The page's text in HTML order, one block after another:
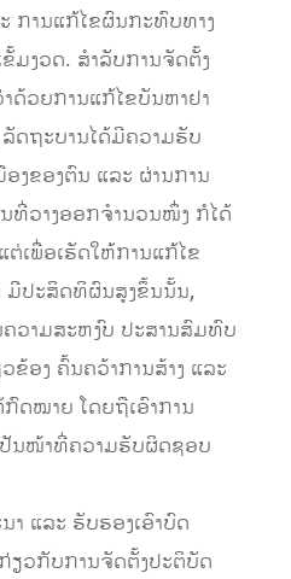
ການແກ້ໄຂຜົນກະທົບທາງ
ມງວດ. ສໍາລັບການຈັດຕັ້ງ
ດ້ວຍການແກ້ໄຂບັນຫາຢາ
ດຖະບານໄດ້ມີຄວາມຮັບ
ງຂອງຕົນ ແລະ ຜ່ານການ
ທີ່ວາງອອກຈໍານວນໜຶ່ງ ກໍໄດ້
ເພື່ອເຮັດໃຫ້ການແກ້ໄຂ
ມີປະສິດທິຜົນສູງຂຶ້ນນັ້ນ,
ວາມສະຫງົບ ປະສານສົມທົບ
ຂ້ອງ ຄົ້ນຄວ້າການສ້າງ ແລະ
ດໝາຍ ໂດຍຖືເອົາການ
ປັນໜ້າທີ່ຄວາມຮັບຜິດຊອບ
າ ແລະ ຮັບຮອງເອົາບົດ
ຽວກັບການຈັດຕັ້ງປະຕິບັດ